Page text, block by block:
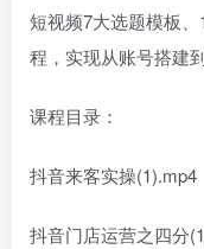
短视频7大选题模板
程，实现从账号搭建
课程目录：
抖音来客实操(1).mp4
抖音门店运营之四分